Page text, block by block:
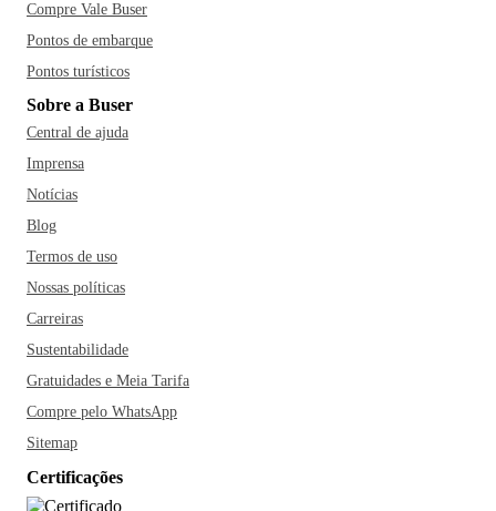
Compre Vale Buser
Pontos de embarque
Pontos turísticos
Sobre a Buser
Central de ajuda
Imprensa
Notícias
Blog
Termos de uso
Nossas políticas
Carreiras
Sustentabilidade
Gratuidades e Meia Tarifa
Compre pelo WhatsApp
Sitemap
Certificações